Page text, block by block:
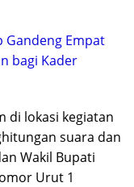
Gandeng Empat
bagi Kader
di lokasi kegiatan
suara dan
Wakil Bupati
Urut 1